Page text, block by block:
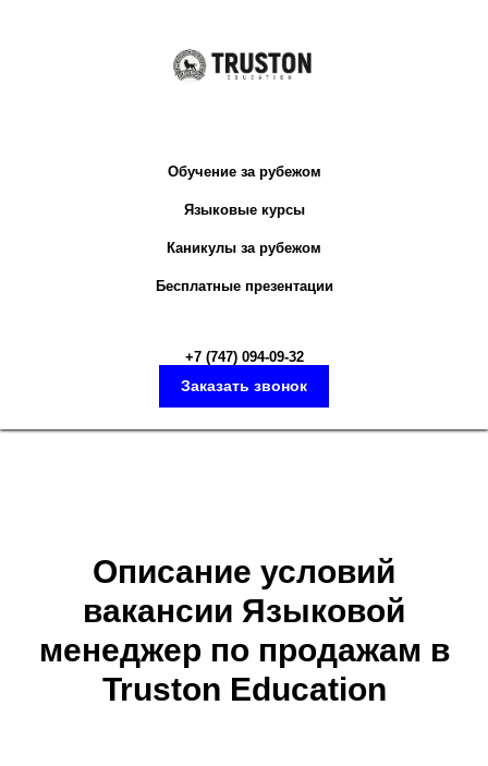
Обучение за рубежом
Языковые курсы
Каникулы за рубежом
Бесплатные презентации
+7 (747) 094-09-32
Заказать звонок
Описание условий
вакансии Языковой
менеджер по продажам в
Truston Education